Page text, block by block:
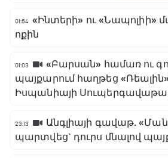
01:54 «Ինտերի» ու «Նապոլիի»
ոքին
01:03
«Բարսան» համառ ու
պայքարում հաղթեց
Իսպանիայի
23:13
Անգլիայի գավաթ.
պարտվեց` դուրս մնալով